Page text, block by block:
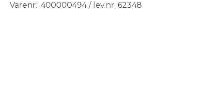
Varenr.: 400000494 / lev.nr. 62348